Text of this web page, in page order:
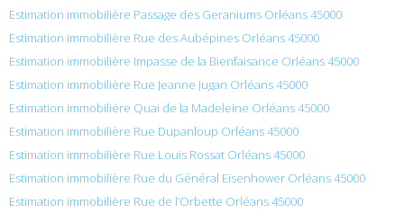
Estimation immobilière Passage des Geraniums Orléans 45000
Estimation immobilière Rue des Aubépines Orléans 45000
Estimation immobilière Impasse de la Bienfaisance Orléans 45000
Estimation immobilière Rue Jeanne Jugan Orléans 45000
Estimation immobilière Quai de la Madeleine Orléans 45000
Estimation immobilière Rue Dupanloup Orléans 45000
Estimation immobilière Rue Louis Rossat Orléans 45000
Estimation immobilière Rue du Général Eisenhower Orléans 45000
Estimation immobilière Rue de l’Orbette Orléans 45000